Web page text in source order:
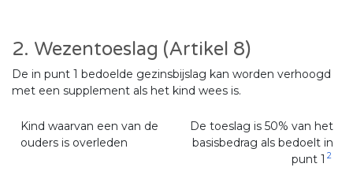
2. Wezentoeslag (Artikel 8)
De in punt 1 bedoelde gezinsbijslag kan worden verhoogd
met een supplement als het kind wees is.
Kind waarvan een van de
ouders is overleden
De toeslag is 50% van het
basisbedrag als bedoelt in
punt 1 2